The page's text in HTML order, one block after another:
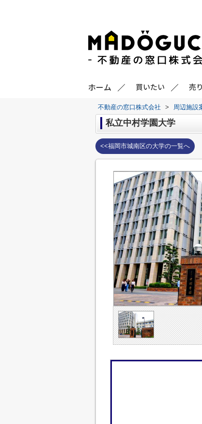
ホーム 買いたい 売
不動産の窓口株式会社 > 周辺施設
私立中村学園大学
<<福岡市城南区の大学の一覧へ